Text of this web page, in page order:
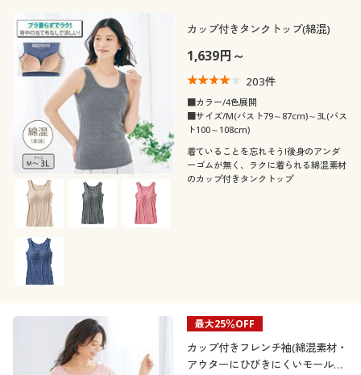
カップ付きタンクトップ(綿混)
1,639円～
203件
■カラー/4色展開
■サイズ/M(バスト79～87cm)～3L(バス
ト100～108cm)
着ていることを忘れそう!後身のアンダ
ーゴムが無く、ラクに着られる綿混素材
のカップ付きタンクトップ
最大25％OFF
カップ付きフレンチ袖(綿混素材・
アウターにひびきにくいモールド